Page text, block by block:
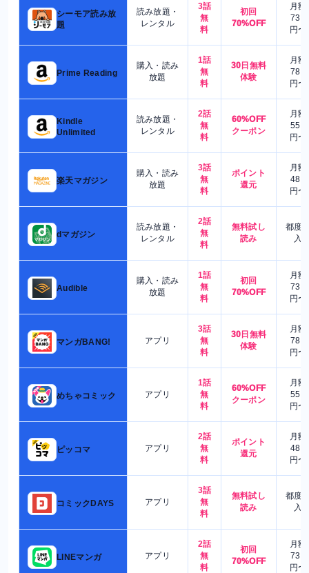
シーモア読み放
題
読み放題・
レンタル
3話
無
料
初回
70%OFF
月額
730
円〜
Prime Reading
購入・読み
放題
1話
無
料
30日無料
体験
月額
780
円〜
Kindle
Unlimited
読み放題・
レンタル
2話
無
料
60%OFF
クーポン
月額
550
円〜
楽天マガジン
購入・読み
放題
3話
無
料
ポイント
還元
月額
480
円〜
dマガジン
読み放題・
レンタル
2話
無
料
無料試し
読み
都度
入
Audible
購入・読み
放題
1話
無
料
初回
70%OFF
月額
730
円〜
マンガBANG! アプリ
3話
無
料
30日無料
体験
月額
780
円〜
めちゃコミック アプリ
1話
無
料
60%OFF
クーポン
月額
550
円〜
ピッコマ アプリ
2話
無
料
ポイント
還元
月額
480
円〜
コミックDAYS アプリ
3話
無
料
無料試し
読み
都度
入
LINEマンガ アプリ
2話
無
料
初回
70%OFF
月額
730
円〜